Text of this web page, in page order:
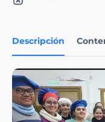
Descripción